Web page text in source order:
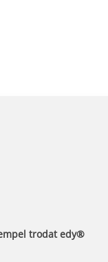
trodat edy®